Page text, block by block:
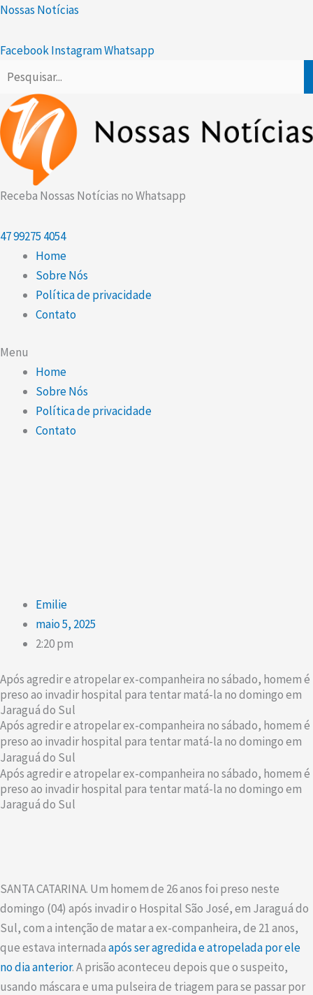
Ir
o
Nossas Notícias
FacebookInstagramWhatsapp
Receba Nossas Notícias no Whatsapp
4799275 4054
Home
Sobre Nós
Política de privacidade
Contato
Menu
Home
Sobre Nós
Política de privacidade
Contato
Emilie
maio 5, 2025
2:20 pm
Após agredir e atropelar ex-companheira no sábado, homem é
preso ao invadir hospital para tentar matá-la no domingo em
Jaraguá do Sul
Após agredir e atropelar ex-companheira no sábado, homem é
preso ao invadir hospital para tentar matá-la no domingo em
Jaraguá do Sul
Após agredir e atropelar ex-companheira no sábado, homem é
preso ao invadir hospital para tentar matá-la no domingo em
Jaraguá do Sul
SANTA CATARINA. Um homem de 26 anos foi preso neste
domingo (04) após invadir o Hospital São José, em Jaraguá do
Sul, com a intenção de matar a ex-companheira, de 21 anos,
que estava internadaapós ser agredida e atropelada por ele
no dia anterior. A prisão aconteceu depois que o suspeito,
usando máscara e uma pulseira de triagem para se passar por
Scroll